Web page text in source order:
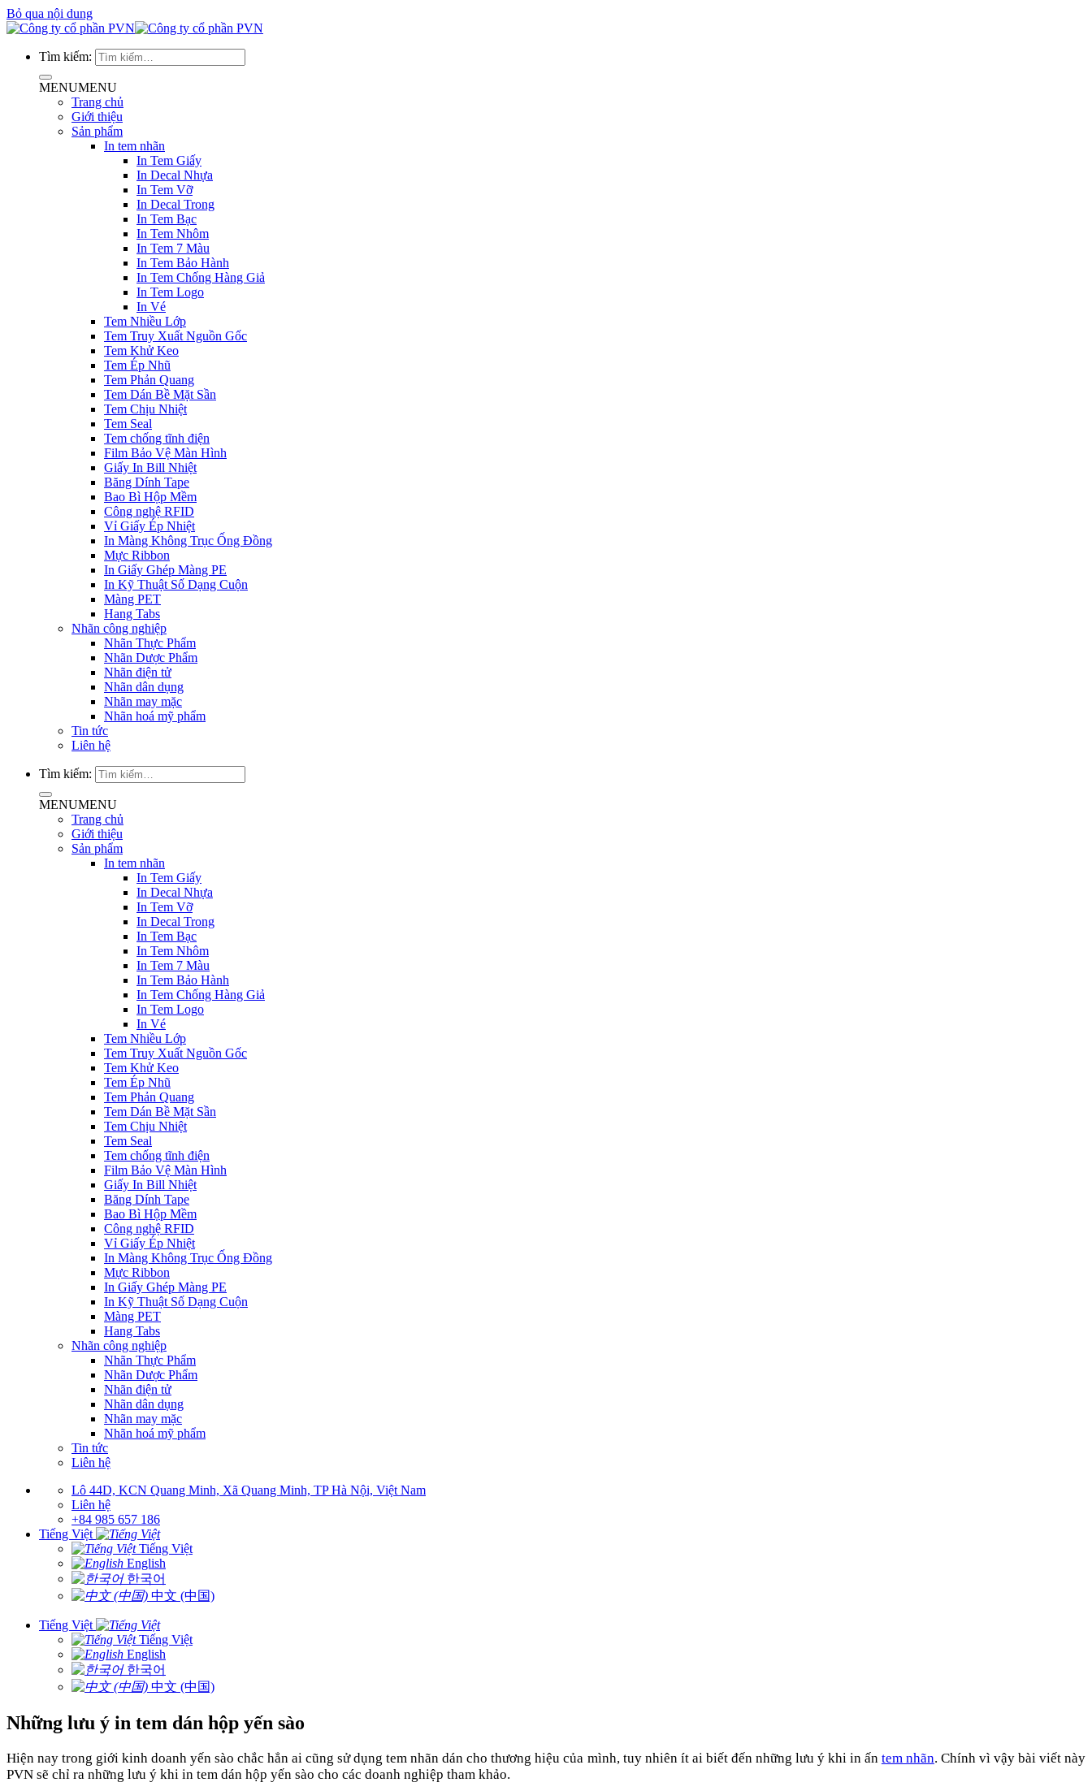
Bỏ qua nội dung
Tìm kiếm:
MENUMENU
Trang chủ
Giới thiệu
Sản phẩm
In tem nhãn
In Tem Giấy
In Decal Nhựa
In Tem Vỡ
In Decal Trong
In Tem Bạc
In Tem Nhôm
In Tem 7 Màu
In Tem Bảo Hành
In Tem Chống Hàng Giả
In Tem Logo
In Vé
Tem Nhiều Lớp
Tem Truy Xuất Nguồn Gốc
Tem Khử Keo
Tem Ép Nhũ
Tem Phản Quang
Tem Dán Bề Mặt Sần
Tem Chịu Nhiệt
Tem Seal
Tem chống tĩnh điện
Film Bảo Vệ Màn Hình
Giấy In Bill Nhiệt
Băng Dính Tape
Bao Bì Hộp Mềm
Công nghệ RFID
Vỉ Giấy Ép Nhiệt
In Màng Không Trục Ống Đồng
Mực Ribbon
In Giấy Ghép Màng PE
In Kỹ Thuật Số Dạng Cuộn
Màng PET
Hang Tabs
Nhãn công nghiệp
Nhãn Thực Phẩm
Nhãn Dược Phẩm
Nhãn điện tử
Nhãn dân dụng
Nhãn may mặc
Nhãn hoá mỹ phẩm
Tin tức
Liên hệ
Tìm kiếm:
MENUMENU
Trang chủ
Giới thiệu
Sản phẩm
In tem nhãn
In Tem Giấy
In Decal Nhựa
In Tem Vỡ
In Decal Trong
In Tem Bạc
In Tem Nhôm
In Tem 7 Màu
In Tem Bảo Hành
In Tem Chống Hàng Giả
In Tem Logo
In Vé
Tem Nhiều Lớp
Tem Truy Xuất Nguồn Gốc
Tem Khử Keo
Tem Ép Nhũ
Tem Phản Quang
Tem Dán Bề Mặt Sần
Tem Chịu Nhiệt
Tem Seal
Tem chống tĩnh điện
Film Bảo Vệ Màn Hình
Giấy In Bill Nhiệt
Băng Dính Tape
Bao Bì Hộp Mềm
Công nghệ RFID
Vỉ Giấy Ép Nhiệt
In Màng Không Trục Ống Đồng
Mực Ribbon
In Giấy Ghép Màng PE
In Kỹ Thuật Số Dạng Cuộn
Màng PET
Hang Tabs
Nhãn công nghiệp
Nhãn Thực Phẩm
Nhãn Dược Phẩm
Nhãn điện tử
Nhãn dân dụng
Nhãn may mặc
Nhãn hoá mỹ phẩm
Tin tức
Liên hệ
Lô 44D, KCN Quang Minh, Xã Quang Minh, TP Hà Nội, Việt Nam
Liên hệ
+84 985 657 186
Tiếng Việt
Tiếng Việt
English
한국어
中文 (中国)
Tiếng Việt
Tiếng Việt
English
한국어
中文 (中国)
Những lưu ý in tem dán hộp yến sào
Hiện nay trong giới kinh doanh yến sào chắc hẳn ai cũng sử dụng tem nhãn dán cho thương hiệu của mình, tuy nhiên ít ai biết đến những lưu ý khi in ấn tem nhãn. Chính vì vậy bài viết này
PVN sẽ chỉ ra những lưu ý khi in tem dán hộp yến sào cho các doanh nghiệp tham khảo.